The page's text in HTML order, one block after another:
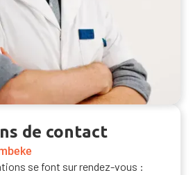
de contact
se font sur rendez-vous :